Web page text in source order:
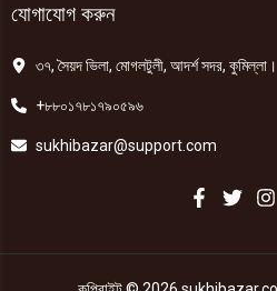
যোগাযোগ করুন
৩৭, সৈয়দ ভিলা, মোগলটুলী, আদর্শ সদর, কুমিল্লা।
+৮৮০১৭৮১৭৯০৫৯৬
sukhibazar@support.com